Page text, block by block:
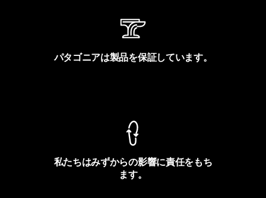
パタゴニアは製品を保証しています。
私たちはみずからの影響に責任をもち
ます。